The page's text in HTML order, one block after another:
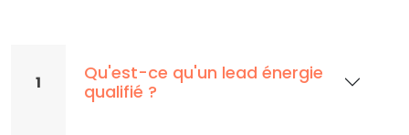
1
Qu'est-ce qu'un lead énergie
qualifié ?